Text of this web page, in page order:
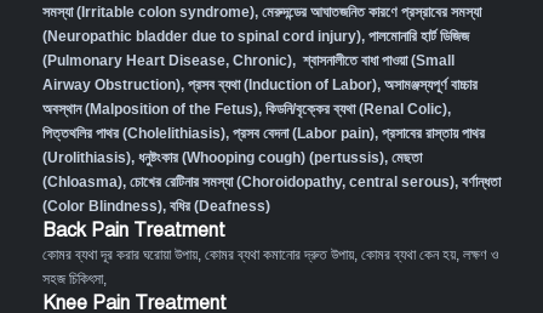
সমস্যা (Irritable colon syndrome), মেরুদন্ডের আঘাতজনিত কারণে প্রস্রাবের সমস্যা
(Neuropathic bladder due to spinal cord injury), পালমোনারি হার্ট ডিজিজ
(Pulmonary Heart Disease, Chronic),শ্বাসনালীতে বাধা পাওয়া (Small
Airway Obstruction), প্রসব ব্যথা (Induction of Labor), অসামঞ্জস্যপূর্ণ বাচ্চার
অবস্থান (Malposition of the Fetus), কিডনি/বৃক্কের ব্যথা (Renal Colic),
পিত্তথলির পাথর (Cholelithiasis), প্রসব বেদনা (Labor pain), প্রসাবের রাস্তায় পাথর
(Urolithiasis), ধনুষ্টংকার (Whooping cough) (pertussis), মেছতা
(Chloasma), চোখের রেটিনার সমস্যা (Choroidopathy, central serous), বর্ণান্ধতা
(Color Blindness), বধির (Deafness)
Back Pain Treatment
কোমর ব্যথা দূর করার ঘরোয়া উপায়, কোমর ব্যথা কমানোর দ্রুত উপায়, কোমর ব্যথা কেন হয়, লক্ষণ ও
সহজ চিকিৎসা,
Knee Pain Treatment